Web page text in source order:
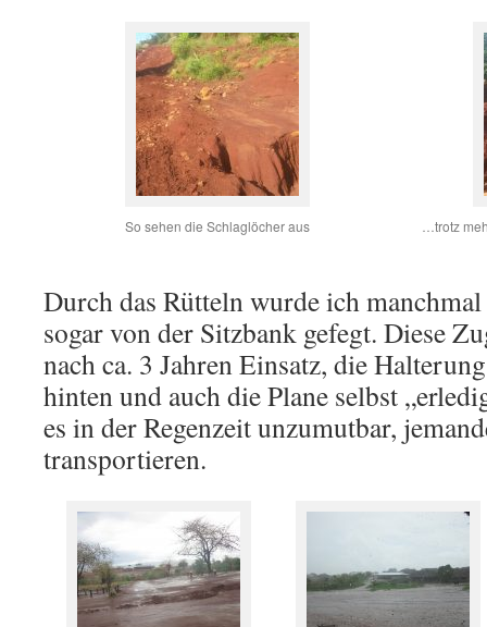
So sehen die Schlaglöcher aus …trotz
Durch das Rütteln wurde ich
sogar von der Sitzbank gefegt. Diese
nach ca. 3 Jahren Einsatz, die
hinten und auch die Plane selbst
es in der Regenzeit unzumutbar,
transportieren.